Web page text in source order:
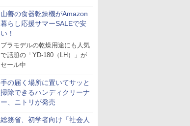
山善の食器乾燥機がAmazon
暮らし応援サマーSALEで安
い！
プラモデルの乾燥用途にも人気
で話題の「YD-180（LH）」が
セール中
手の届く場所に置いてサッと
掃除できるハンディクリーナ
ー、ニトリが発売
総務省、初学者向け「社会人